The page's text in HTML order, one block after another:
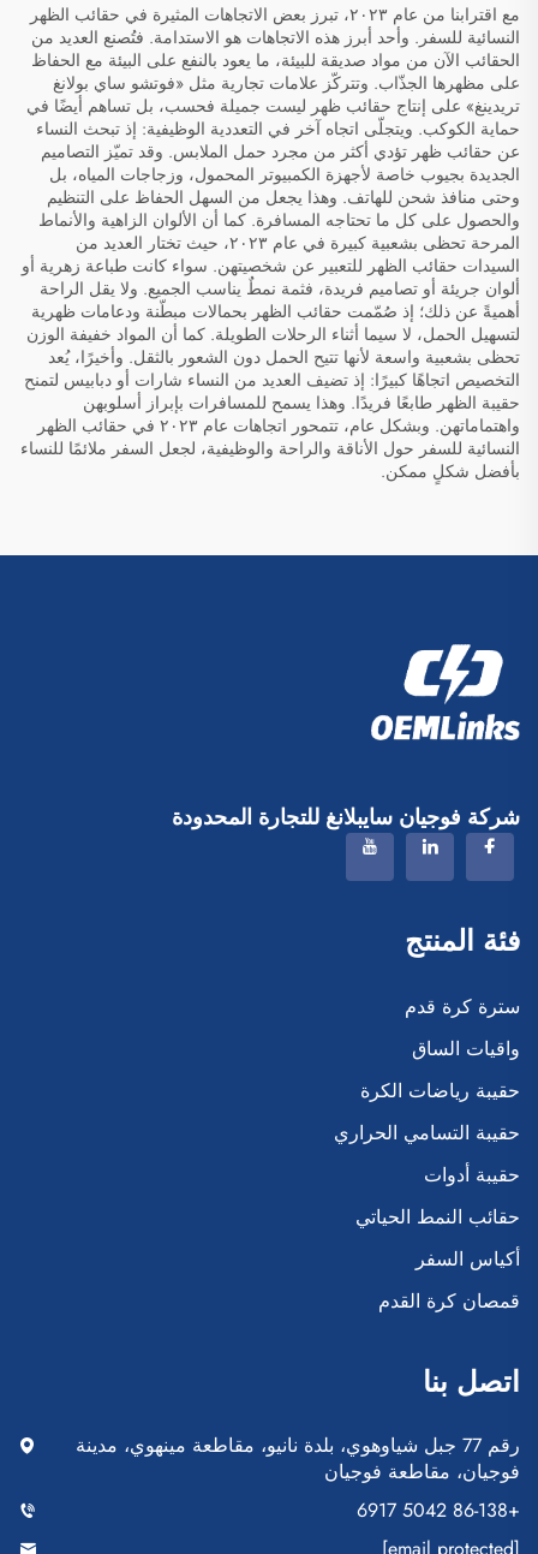
مع اقترابنا من عام ٢٠٢٣، تبرز بعض الاتجاهات المثيرة في حقائب الظهر
النسائية للسفر. وأحد أبرز هذه الاتجاهات هو الاستدامة. فتُصنع العديد من
الحقائب الآن من مواد صديقة للبيئة، ما يعود بالنفع على البيئة مع الحفاظ
على مظهرها الجذّاب. وتتركّز علامات تجارية مثل «فوتشو ساي بولانغ
تريدينغ» على إنتاج حقائب ظهر ليست جميلة فحسب، بل تساهم أيضًا في
حماية الكوكب. ويتجلّى اتجاه آخر في التعددية الوظيفية: إذ تبحث النساء
عن حقائب ظهر تؤدي أكثر من مجرد حمل الملابس. وقد تميّز التصاميم
الجديدة بجيوب خاصة لأجهزة الكمبيوتر المحمول، وزجاجات المياه، بل
وحتى منافذ شحن للهاتف. وهذا يجعل من السهل الحفاظ على التنظيم
والحصول على كل ما تحتاجه المسافرة. كما أن الألوان الزاهية والأنماط
المرحة تحظى بشعبية كبيرة في عام ٢٠٢٣، حيث تختار العديد من
السيدات حقائب الظهر للتعبير عن شخصيتهن. سواء كانت طباعة زهرية أو
ألوان جريئة أو تصاميم فريدة، فثمة نمطٌ يناسب الجميع. ولا يقل الراحة
أهميةً عن ذلك؛ إذ صُمّمت حقائب الظهر بحمالات مبطّنة ودعامات ظهرية
لتسهيل الحمل، لا سيما أثناء الرحلات الطويلة. كما أن المواد خفيفة الوزن
تحظى بشعبية واسعة لأنها تتيح الحمل دون الشعور بالثقل. وأخيرًا، يُعد
التخصيص اتجاهًا كبيرًا: إذ تضيف العديد من النساء شارات أو دبابيس لتمنح
حقيبة الظهر طابعًا فريدًا. وهذا يسمح للمسافرات بإبراز أسلوبهن
واهتماماتهن. وبشكل عام، تتمحور اتجاهات عام ٢٠٢٣ في حقائب الظهر
النسائية للسفر حول الأناقة والراحة والوظيفية، لجعل السفر ملائمًا للنساء
بأفضل شكلٍ ممكن.
شركة فوجيان سايبلانغ للتجارة المحدودة
فئة المنتج
سترة كرة قدم
واقيات الساق
حقيبة رياضات الكرة
حقيبة التسامي الحراري
حقيبة أدوات
حقائب النمط الحياتي
أكياس السفر
قمصان كرة القدم
اتصل بنا
رقم 77 جبل شياوهوي، بلدة نانيو، مقاطعة مينهوي، مدينة
فوجيان، مقاطعة فوجيان
+86-138 5042 6917